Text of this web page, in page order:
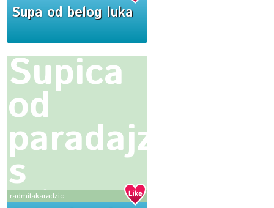
Supa od belog luka
Supica
od
paradajza
s
radmilakaradzic